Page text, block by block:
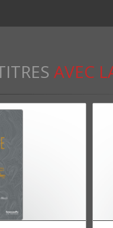
AVEC